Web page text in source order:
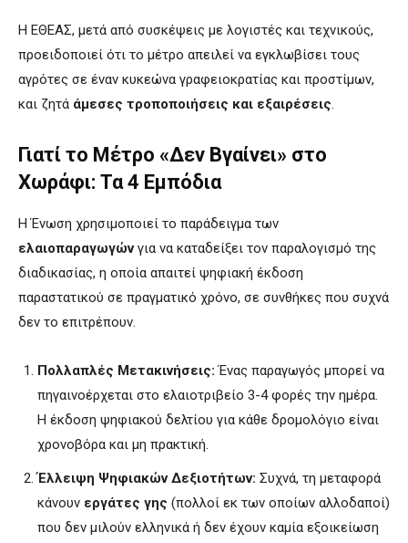
Η ΕΘΕΑΣ, μετά από συσκέψεις με λογιστές και τεχνικούς,
προειδοποιεί ότι το μέτρο απειλεί να εγκλωβίσει τους
αγρότες σε έναν κυκεώνα γραφειοκρατίας και προστίμων,
και ζητά άμεσες τροποποιήσεις και εξαιρέσεις.
Γιατί το Μέτρο «Δεν Βγαίνει» στο
Χωράφι: Τα 4 Εμπόδια
Η Ένωση χρησιμοποιεί το παράδειγμα των
ελαιοπαραγωγώνγια να καταδείξει τον παραλογισμό της
διαδικασίας, η οποία απαιτεί ψηφιακή έκδοση
παραστατικού σε πραγματικό χρόνο, σε συνθήκες που συχνά
δεν το επιτρέπουν.
Πολλαπλές Μετακινήσεις: Ένας παραγωγός μπορεί να
πηγαινοέρχεται στο ελαιοτριβείο 3-4 φορές την ημέρα.
Η έκδοση ψηφιακού δελτίου για κάθε δρομολόγιο είναι
χρονοβόρα και μη πρακτική.
Έλλειψη Ψηφιακών Δεξιοτήτων: Συχνά, τη μεταφορά
κάνουν εργάτες γης (πολλοί εκ των οποίων αλλοδαποί)
που δεν μιλούν ελληνικά ή δεν έχουν καμία εξοικείωση